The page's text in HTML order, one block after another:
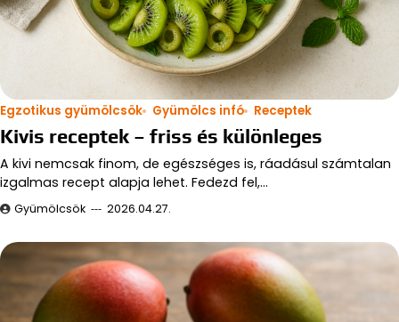
Egzotikus gyümölcsök Gyümölcs infó Receptek
Kivis receptek – friss és különleges
A kivi nemcsak finom, de egészséges is, ráadásul számtalan
izgalmas recept alapja lehet. Fedezd fel,…
Gyümölcsök 2026.04.27.